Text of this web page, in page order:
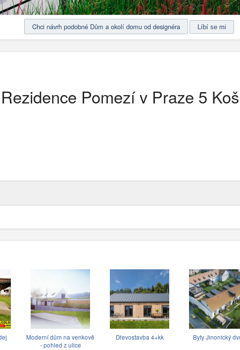
Chci návrh podobné Dům a okolí domu od designéra
Rezidence Pomezí v Praze 5
Moderní dům na venkově
- pohled z ulice
Dřevostavba 4+kk Byty Jinonický